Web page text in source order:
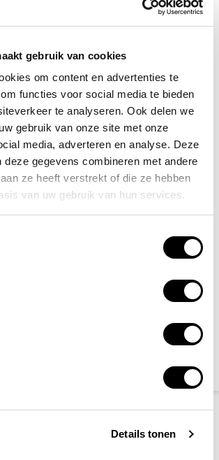
gebruik van cookies
om content en advertenties te
functies voor social media te bieden
te analyseren. Ook delen we
gebruik van onze site met onze
media, adverteren en analyse. Deze
deze gegevens combineren met andere
ze heeft verstrekt of die ze hebben
van uw gebruik van hun services.
Details tonen
Korting)
3,10
Tijdelijk uitverkocht
producten